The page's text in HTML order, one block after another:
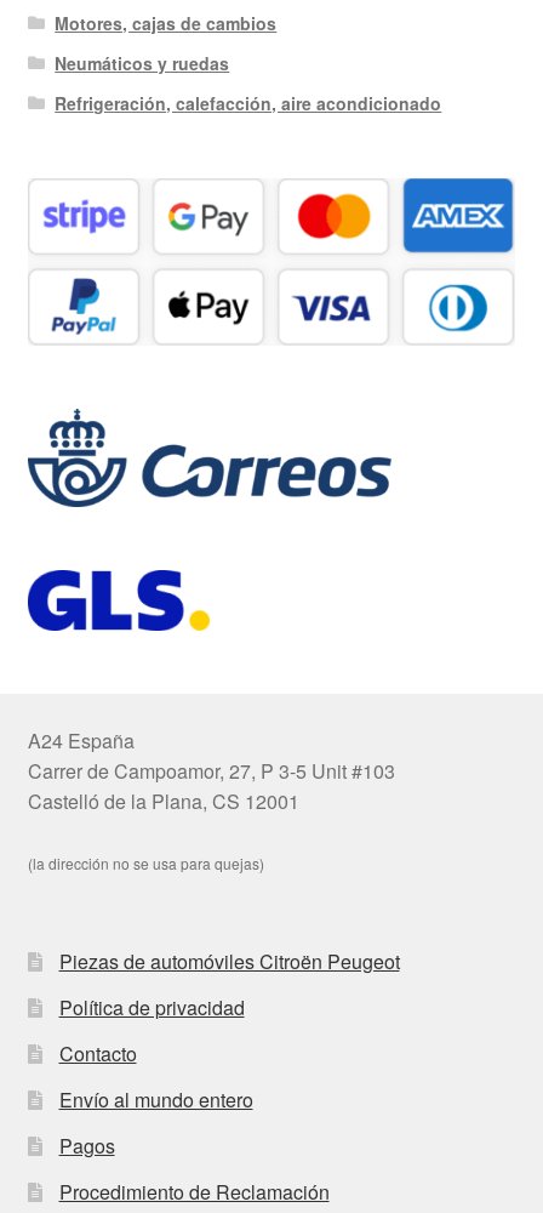
Motores, cajas de cambios
Neumáticos y ruedas
Refrigeración, calefacción, aire acondicionado
A24 España
Carrer de Campoamor, 27, P 3-5 Unit #103
Castelló de la Plana, CS 12001
(la dirección no se usa para quejas)
Piezas de automóviles Citroën Peugeot
Política de privacidad
Contacto
Envío al mundo entero
Pagos
Procedimiento de Reclamación